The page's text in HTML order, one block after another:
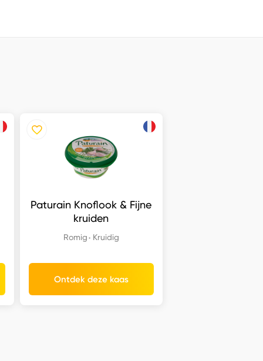
Paturain Knoflook & Fijne
kruiden
Romig Kruidig
Ontdek deze kaas